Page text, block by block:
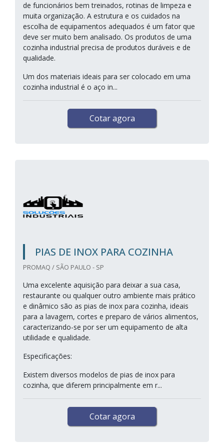
de funcionários bem treinados, rotinas de limpeza e
muita organização. A estrutura e os cuidados na
escolha de equipamentos adequados é um fator que
deve ser muito bem analisado. Os produtos de uma
cozinha industrial precisa de produtos duráveis e de
qualidade.
Um dos materiais ideais para ser colocado em uma
cozinha industrial é o aço in...
Cotar agora
PIAS DE INOX PARA COZINHA
PROMAQ / SÃO PAULO - SP
Uma excelente aquisição para deixar a sua casa,
restaurante ou qualquer outro ambiente mais prático
e dinâmico são as pias de inox para cozinha, ideais
para a lavagem, cortes e preparo de vários alimentos,
caracterizando-se por ser um equipamento de alta
utilidade e qualidade.
Especificações:
Existem diversos modelos de pias de inox para
cozinha, que diferem principalmente em r...
Cotar agora